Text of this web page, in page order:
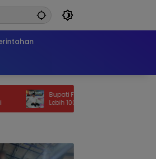
Bupati Fawait Tegaskan BOR Dua RSD
Lebih 100 Persen, Perlu Percepatan
Penambahan Tempat Tidur Pasien